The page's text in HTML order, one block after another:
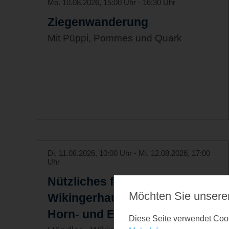
Mo. 10.08.2026, 15:00 Uhr - 16:30 Uhr
Ziegenwanderung
Mit Püppi, Pommes und Quark
Di. 11.08.2026, 10:00 Uhr - Mi. 12.08.2026, 17:00
Uhr
Nützliches für den
Wikingerhaushalt - Holz-,
Horn- und Eisenwaren
Möchten Sie
Diese Seite verwendet